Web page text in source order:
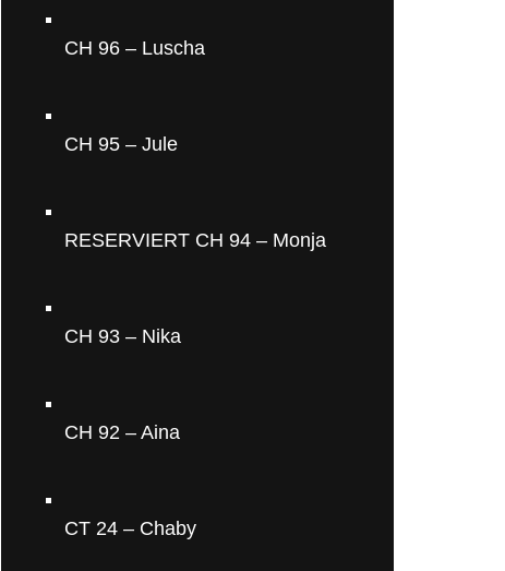
CH 96 – Luscha
CH 95 – Jule
RESERVIERT CH 94 – Monja
CH 93 – Nika
CH 92 – Aina
CT 24 – Chaby